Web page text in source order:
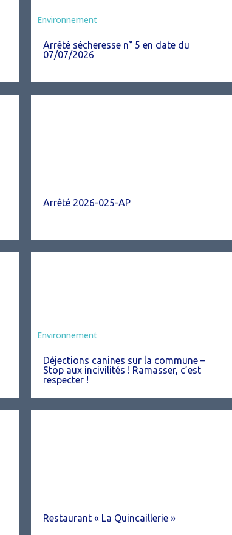
Agriculture
Environnement
Arrêté sécheresse n° 5 en date du
07/07/2026
Arrêté 2026-025-AP
Environnement
Déjections canines sur la commune –
Stop aux incivilités ! Ramasser, c’est
respecter !
Restaurant « La Quincaillerie »